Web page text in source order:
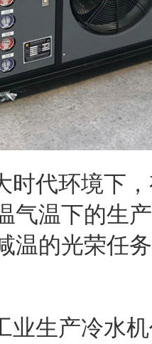
时代环境下
气温下的生
温的光荣任
业生产冷水